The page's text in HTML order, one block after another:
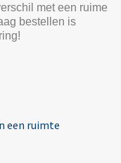
met een ruime
bestellen is